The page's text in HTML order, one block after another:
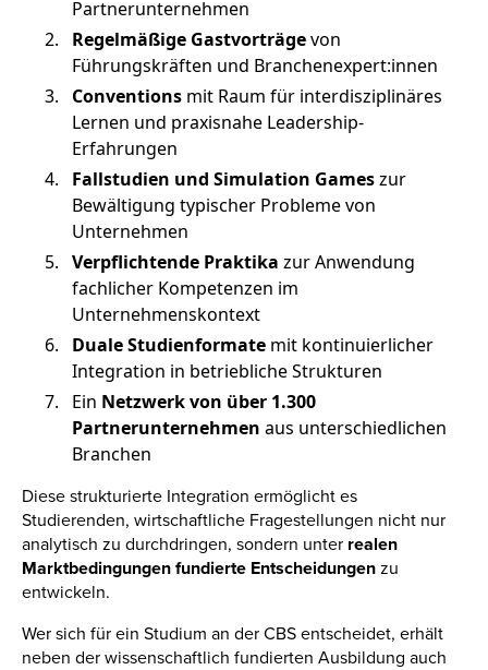
Partnerunternehmen
Regelmäßige Gastvorträgevon
Führungskräften und Branchenexpert:innen
Conventions mit Raum für interdisziplinäres
Lernen und praxisnahe Leadership-
Erfahrungen
Fallstudien und Simulation Gameszur
Bewältigung typischer Probleme von
Unternehmen
Verpflichtende Praktika zur Anwendung
fachlicher Kompetenzen im
Unternehmenskontext
Duale Studienformate mit kontinuierlicher
Integration in betriebliche Strukturen
Ein Netzwerk von über 1.300
Partnerunternehmen aus unterschiedlichen
Branchen
Diese strukturierte Integration ermöglicht es
Studierenden, wirtschaftliche Fragestellungen nicht nur
analytisch zu durchdringen, sondern unter realen
Marktbedingungen fundierte Entscheidungen zu
entwickeln.
Wer sich für ein Studium an der CBS entscheidet, erhält
neben der wissenschaftlich fundierten Ausbildung auch